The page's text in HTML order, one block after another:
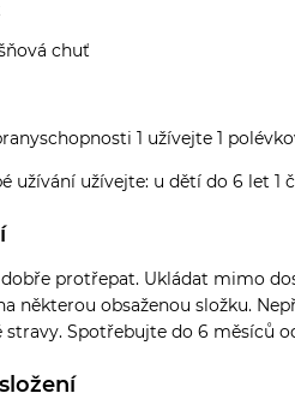
chuť
1 užívejte 1
užívání užívejte: u dětí do 6 let 1
protřepat. Ukládat mimo
některou obsaženou složku.
stravy. Spotřebujte do 6 měsíců